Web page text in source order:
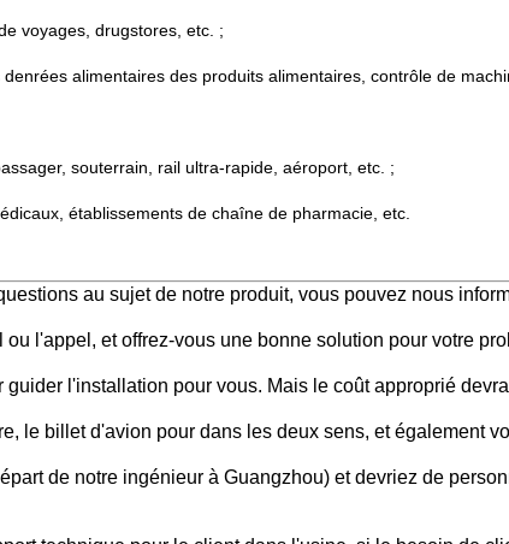
voyages, drugstores, etc. ;
alimentaires des produits alimentaires, contrôle de
souterrain, rail ultra-rapide, aéroport, etc. ;
établissements de chaîne de pharmacie, etc.
au sujet de notre produit, vous pouvez nous
l'appel, et offrez-vous une bonne solution pour votre
l'installation pour vous. Mais le coût approprié
le billet d'avion pour dans les deux sens, et également
de notre ingénieur à Guangzhou) et devriez de